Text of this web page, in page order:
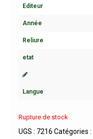
Editeur
Année
Reliure
etat
Langue
Rupture de stock
UGS : 7216 Catégories :